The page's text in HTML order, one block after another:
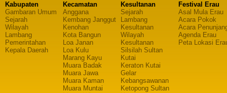
Kabupaten
Gambaran Umum
Sejarah
Wilayah
Lambang
Pemerintahan
Kepala Daerah
Kecamatan
Anggana
Kembang Janggut
Kenohan
Kota Bangun
Loa Janan
Loa Kulu
Marang Kayu
Muara Badak
Muara Jawa
Muara Kaman
Muara Muntai
Kesultanan
Sejarah
Lambang
Kesultanan
Wilayah
Kesultanan
Silsilah Sultan
Kutai
Keraton Kutai
Gelar
Kebangsawanan
Ketopong Sultan
Festival Erau
Asal Mula Erau
Acara Pokok
Acara
Agenda Erau
Peta Lokasi